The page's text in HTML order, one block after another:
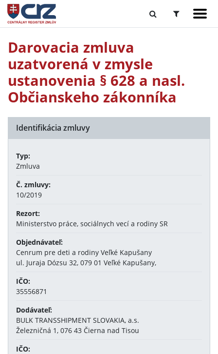
Darovacia zmluva
uzatvorená v zmysle
ustanovenia § 628 a nasl.
Občianskeho zákonníka
Identifikácia zmluvy
Typ:
Zmluva
Č. zmluvy:
10/2019
Rezort:
Ministerstvo práce, sociálnych vecí a rodiny SR
Objednávateľ:
Cenrum pre deti a rodiny Veľké Kapušany
ul. Juraja Dózsu 32, 079 01 Veľké Kapušany,
IČO:
35556871
Dodávateľ:
BULK TRANSSHIPMENT SLOVAKIA, a.s.
Železničná 1, 076 43 Čierna nad Tisou
IČO: